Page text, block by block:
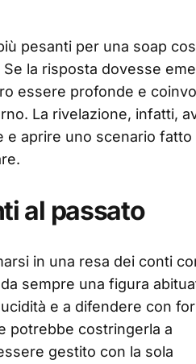
pesanti per una soap
la risposta dovesse
essere profonde e
La rivelazione, infatti,
e aprire uno scenario fatto
al passato
in una resa dei conti
sempre una figura
e a difendere con
potrebbe costringerla a
gestito con la sola